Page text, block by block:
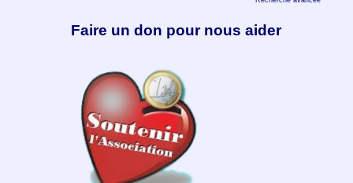
Faire un don pour nous aider